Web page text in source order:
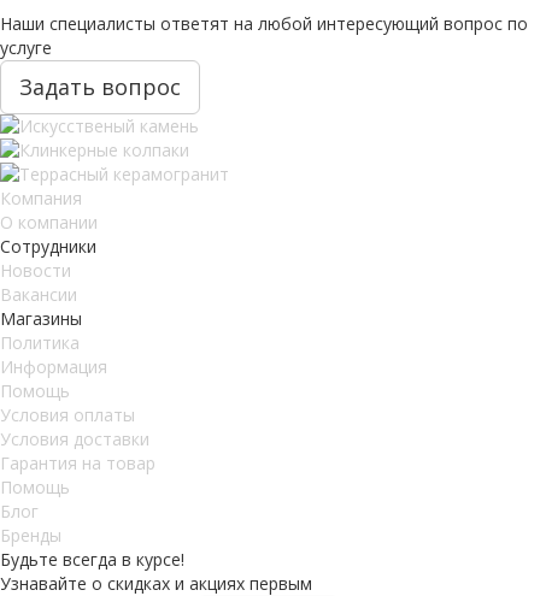
Наши специалисты ответят на любой интересующий вопрос по
услуге
Задать вопрос
Компания
О компании
Сотрудники
Новости
Вакансии
Магазины
Политика
Информация
Помощь
Условия оплаты
Условия доставки
Гарантия на товар
Помощь
Блог
Бренды
Будьте всегда в курсе!
Узнавайте о скидках и акциях первым